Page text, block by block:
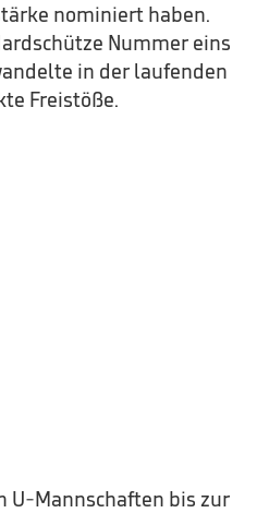
nominiert haben.
Nummer eins
in der laufenden
Freistöße.
U-Mannschaften bis zur